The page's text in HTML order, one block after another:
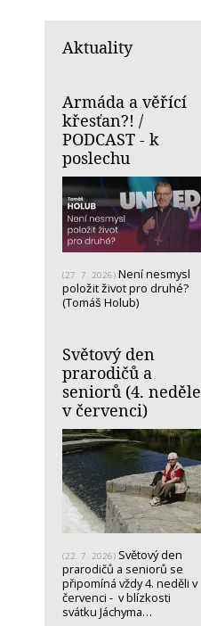
Aktuality
Armáda a věřící
křesťan?! /
PODCAST - k
poslechu
(27. 7. 2026) Není nesmysl
položit život pro druhé?
(Tomáš Holub)
Světový den
prarodičů a
seniorů (4. neděle
v červenci)
(22. 7. 2026) Světový den
prarodičů a seniorů se
připomíná vždy 4. neděli v
červenci - v blízkosti
svátku Jáchyma…